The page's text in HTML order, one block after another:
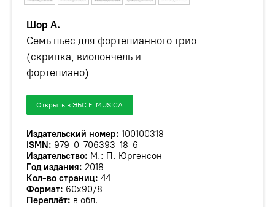
Шор А.
Семь пьес для фортепианного трио
(скрипка, виолончель и
фортепиано)
Открыть в ЭБС E-MUSICA
Издательский номер: 100100318
ISMN: 979-0-706393-18-6
Издательство: М.: П. Юргенсон
Год издания: 2018
Кол-во страниц: 44
Формат: 60х90/8
Переплёт: в обл.